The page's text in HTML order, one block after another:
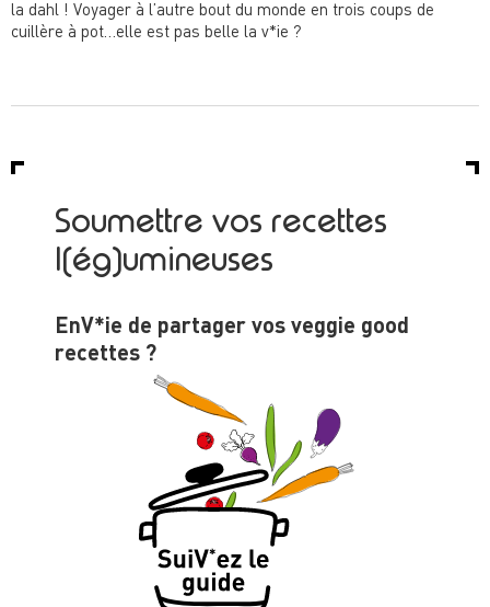
la dahl ! Voyager à l’autre bout du monde en trois coups de
cuillère à pot…elle est pas belle la v*ie ?
Soumettre vos recettes
l(ég)umineuses
EnV*ie de partager vos veggie good
recettes ?